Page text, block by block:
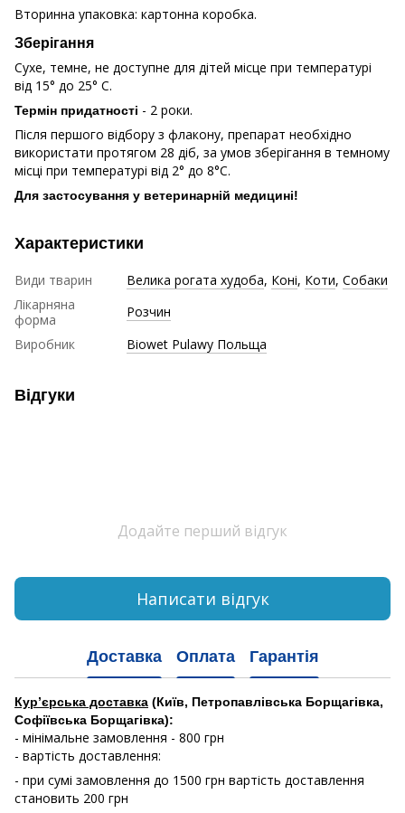
Вторинна упаковка: картонна коробка.
Зберігання
Сухе, темне, не доступне для дітей місце при температурі
від 15° до 25° С.
Термін придатності - 2 роки.
Після першого відбору з флакону, препарат необхідно
використати протягом 28 діб, за умов зберігання в темному
місці при температурі від 2° до 8°С.
Для застосування у ветеринарній медицині!
Характеристики
Види тварин Велика рогата худоба, Коні, Коти, Собаки
Лікарняна
форма
Розчин
Виробник
Biowet Pulawy Польща
Відгуки
Додайте перший відгук
Написати відгук
Доставка Оплата Гарантія
Кур’єрська доставка (Київ, Петропавлівська Борщагівка,
Софіївська Борщагівка):
- мінімальне замовлення - 800 грн
- вартість доставлення:
- при сумі замовлення до 1500 грн вартість доставлення
становить 200 грн